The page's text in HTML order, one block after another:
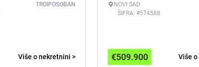
TROIPOSOBAN
Više o nekretnini >
NOVI SAD
ŠIFRA: #574588
Više
€509.900